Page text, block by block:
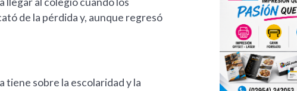
de la pérdida y, aunque regresó
tiene sobre la escolaridad y la